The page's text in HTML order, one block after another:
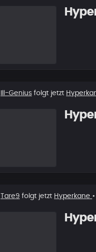
Neuer
Ill-Genius folgt jetzt
Neuer
Tare9 folgt jetzt Hyperkane